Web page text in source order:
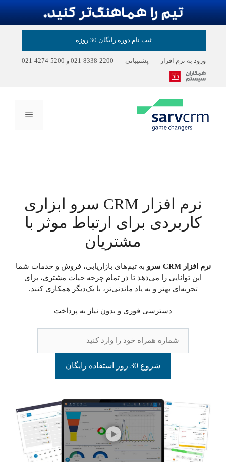
ثبت نام دوره رایگان 30 روزه
ورود به نرم افزار پشتیبانی 2200-8338-021 و 5200-4274-021
فهرست
نرم‌ افزار CRM سرو ابزاری
کاربردی برای ارتباط موثر با
مشتریان
نرم افزار CRM سرو
به تیم‌های بازاریابی، فروش و خدمات شما
این توانایی را می‌دهد تا در تمام چرخه حیات مشتری، برای
تجربه‌ای بهتر و به یاد ماندنی‌تر، با یک‌دیگر همکاری کنند.
دسترسی فوری و بدون نیاز به پرداخت
شروع 30 روز استفاده رایگان